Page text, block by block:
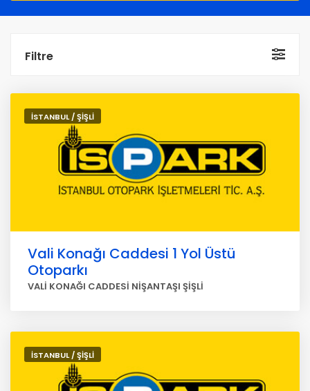
Filtre
İSTANBUL / ŞİŞLİ
Vali Konağı Caddesi 1 Yol Üstü
Otoparkı
VALİ KONAĞI CADDESİ NİŞANTAŞI ŞİŞLİ
İSTANBUL / ŞİŞLİ